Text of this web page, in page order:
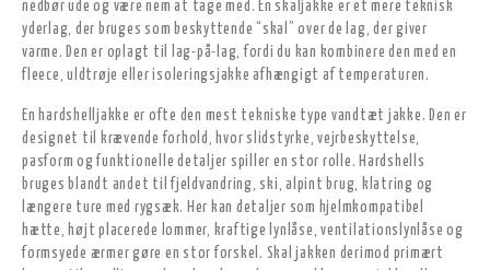
nedbør ude og være nem at tage med. En skaljakke er et mere teknisk
yderlag, der bruges som beskyttende “skal” over de lag, der giver
varme. Den er oplagt til lag-på-lag, fordi du kan kombinere den med en
fleece, uldtrøje eller isoleringsjakke afhængigt af temperaturen.
En hardshelljakke er ofte den mest tekniske type vandtæt jakke. Den er
designet til krævende forhold, hvor slidstyrke, vejrbeskyttelse,
pasform og funktionelle detaljer spiller en stor rolle. Hardshells
bruges blandt andet til fjeldvandring, ski, alpint brug, klatring og
længere ture med rygsæk. Her kan detaljer som hjelmkompatibel
hætte, højt placerede lommer, kraftige lynlåse, ventilationslynlåse og
formsyede ærmer gøre en stor forskel. Skal jakken derimod primært